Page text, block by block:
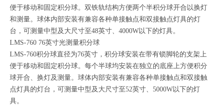
便于移动和固定积分球。双铁轨结构方便两个半积分球开合以换灯
和测量。球体内部安装有兼容各种单接触点和双接触点灯具的灯
台，可测量中型及大尺寸至48英寸、4000W以下的灯具。
LMS-760 76英寸光测量积分球
LMS-760积分球直径为76英寸，积分球安装在带有锁脚轮的支架上
便于移动和固定积分球。每个半球均安装在独立的底座上方便积分
球开合、换灯及测量。球体内部安装有兼容各种单接触点和双接触
点灯具的灯台，可测量中型及大尺寸至52英寸、5000W以下的灯
具。